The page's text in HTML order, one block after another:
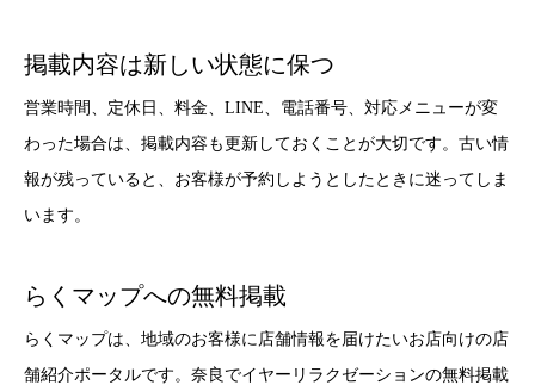
掲載内容は新しい状態に保つ
営業時間、定休日、料金、LINE、電話番号、対応メニューが変
わった場合は、掲載内容も更新しておくことが大切です。古い情
報が残っていると、お客様が予約しようとしたときに迷ってしま
います。
らくマップへの無料掲載
らくマップは、地域のお客様に店舗情報を届けたいお店向けの店
舗紹介ポータルです。奈良でイヤーリラクゼーションの無料掲載